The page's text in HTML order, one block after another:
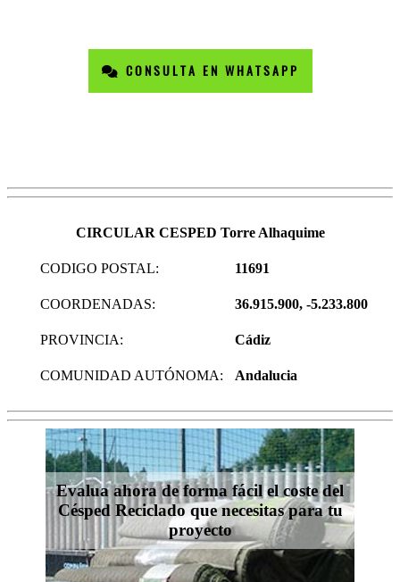
CONSULTA EN WHATSAPP
CIRCULAR CESPED Torre Alhaquime
CODIGO POSTAL: 11691
COORDENADAS: 36.915.900, -5.233.800
PROVINCIA: Cádiz
COMUNIDAD AUTÓNOMA: Andalucia
Evalua ahora de forma fácil el coste del
Césped Reciclado que necesitas para tu
proyecto